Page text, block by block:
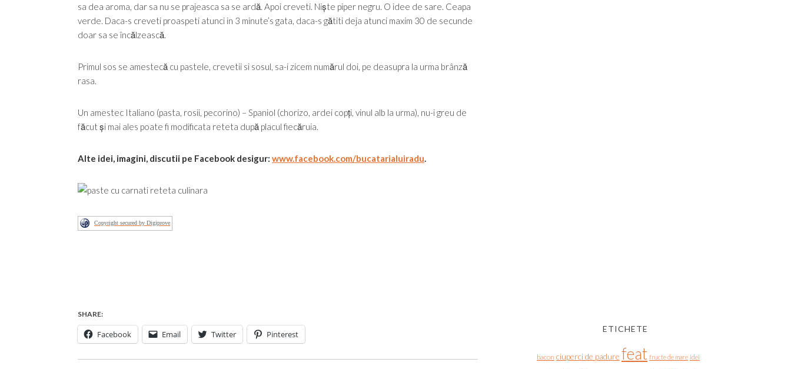
sa dea aroma, dar sa nu se prajeasca sa se ardă. Apoi creveti. Niște piper negru. O idee de sare. Ceapa
verde. Daca-s creveti proaspeti atunci in 3 minute’s gata, daca-s gătiti deja atunci maxim 30 de secunde
doar sa se încălzească.
Primul sos se amestecă cu pastele, crevetii si sosul, sa-i zicem numărul doi, pe deasupra la urma brânză
rasa.
Un amestec Italiano (pasta, rosii, pecorino) – Spaniol (chorizo, ardei copți, vinul alb la urma), nu-i greu de
făcut și mai ales poate fi modificata reteta după placul fiecăruia.
Alte idei, imagini, discutii pe Facebook desigur: www.facebook.com/bucatarialuiradu
Copyright secured by Digiprove
SHARE:
Facebook Email Twitter Pinterest
ETICHETE
bacon ciuperci de padure feat fructe de mare idei